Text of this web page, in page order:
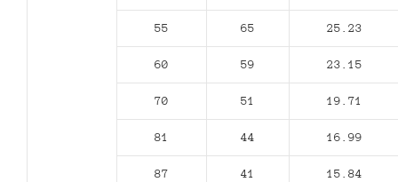
55 65 25.23
60 59 23.15
70 51 19.71
81 44 16.99
87 41 15.84